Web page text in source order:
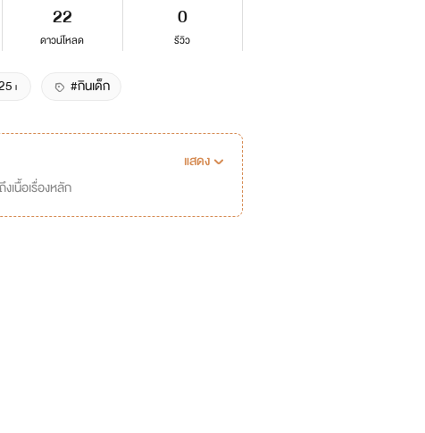
22
ดาวน์โหลด
0
รีวิว
#กินเด็ก
แสดง
เนื้อเรื่องหลัก